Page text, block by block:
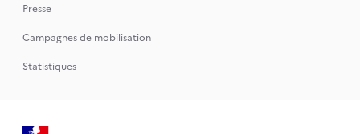
Presse
Campagnes de mobilisation
Statistiques